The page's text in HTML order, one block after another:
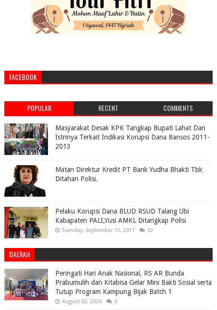
FACEBOOK
POPULAR RECENT COMMENTS
Masyarakat Desak KPK Tangkap Bupati Lahat Dan
Istrinya Terkait Indikasi Korupsi Dana Bansos 2011-
2013
Matan Direktur Kredit PT Bank Yudha Bhakti Tbk
Ditahan Polisi.
Pelaku Korupsi Dana BLUD RSUD Talang Ubi
Kabapaten PALI,Yusi AMKL Ditangkap Polisi
Tuesday, September 12, 2017 32
DAERAH
Peringati Hari Anak Nasional, RS AR Bunda
Prabumulih dan Kitabisa Gelar Mini Bakti Sosial serta
Tutup Program Kampung Bijak Batch 1
August 02, 2026 0